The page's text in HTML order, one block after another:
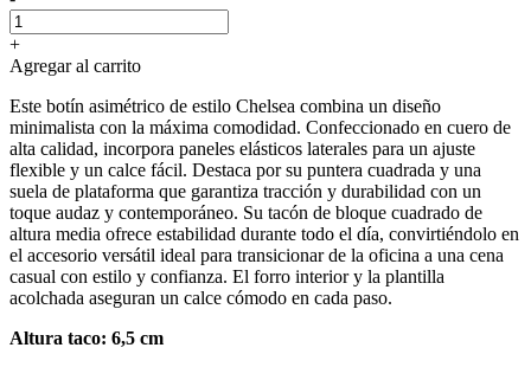
+
Agregar al carrito
Este botín asimétrico de estilo Chelsea combina un diseño
minimalista con la máxima comodidad. Confeccionado en cuero de
alta calidad, incorpora paneles elásticos laterales para un ajuste
flexible y un calce fácil. Destaca por su puntera cuadrada y una
suela de plataforma que garantiza tracción y durabilidad con un
toque audaz y contemporáneo. Su tacón de bloque cuadrado de
altura media ofrece estabilidad durante todo el día, convirtiéndolo en
el accesorio versátil ideal para transicionar de la oficina a una cena
casual con estilo y confianza. El forro interior y la plantilla
acolchada aseguran un calce cómodo en cada paso.
Altura taco: 6,5 cm